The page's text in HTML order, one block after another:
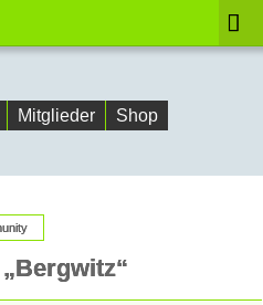
Mitglieder Shop